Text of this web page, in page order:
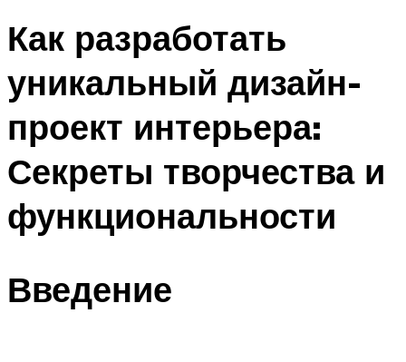
Как разработать
уникальный дизайн-
проект интерьера:
Секреты творчества и
функциональности
Введение